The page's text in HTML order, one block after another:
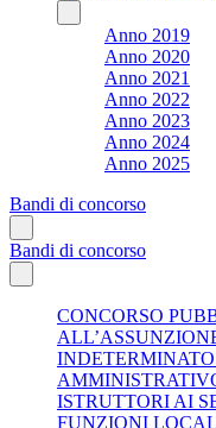
Anno 2019
Anno 2020
Anno 2021
Anno 2022
Anno 2023
Anno 2024
Anno 2025
Bandi di concorso
Bandi di concorso
CONCORSO
ISTRUTTORI AI
FUNZIONI